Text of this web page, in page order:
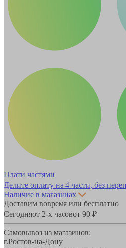
Плати частями
Делите оплату на 4 части, без
Наличие в магазинах
Доставим вовремя или бесплатно
Сегодняот 2-х часовот 90 ₽
Самовывоз из магазинов:
г.Ростов-на-Дону